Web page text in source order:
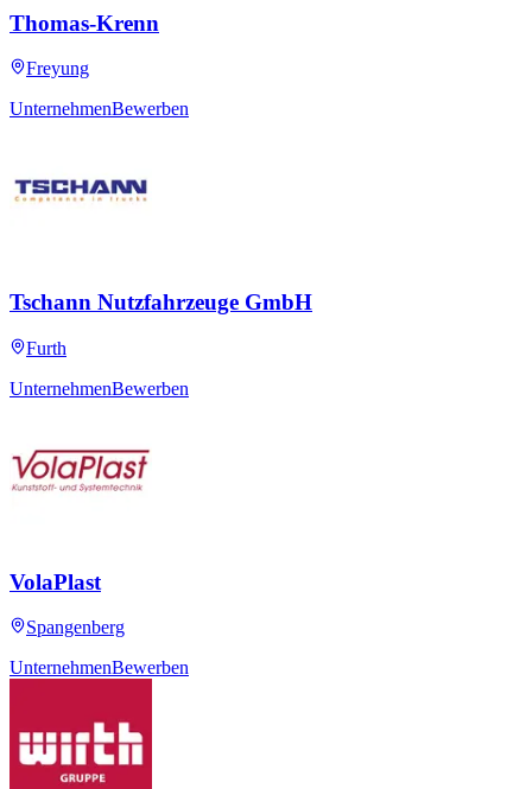
Thomas-Krenn
Freyung
UnternehmenBewerben
Tschann Nutzfahrzeuge GmbH
Furth
UnternehmenBewerben
VolaPlast
Spangenberg
UnternehmenBewerben